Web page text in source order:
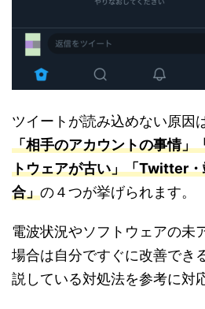
ツイートが読み込めない原因
「相手のアカウントの事情」
トウェアが古い」「Twitter
合」の４つが挙げられます。
電波状況やソフトウェアの未
場合は自分ですぐに改善でき
説している対処法を参考に対